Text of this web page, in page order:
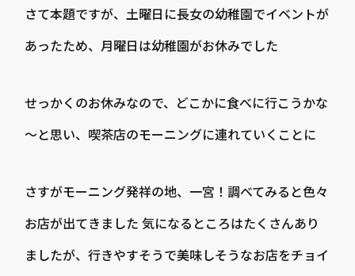
さて本題ですが、土曜日に長女の幼稚園でイベントが
あったため、月曜日は幼稚園がお休みでした
せっかくのお休みなので、どこかに食べに行こうかな
～と思い、喫茶店のモーニングに連れていくことに
さすがモーニング発祥の地、一宮！調べてみると色々
お店が出てきました 気になるところはたくさんあり
ましたが、行きやすそうで美味しそうなお店をチョイ